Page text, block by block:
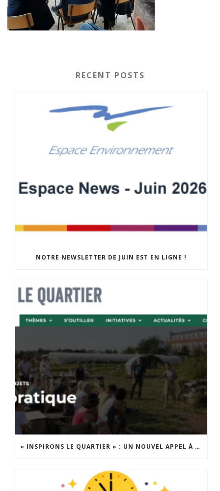
RECENT POSTS
NOTRE NEWSLETTER DE JUIN EST EN LIGNE !
« INSPIRONS LE QUARTIER » : UN NOUVEL APPEL À PROJETS EST LANCÉ !